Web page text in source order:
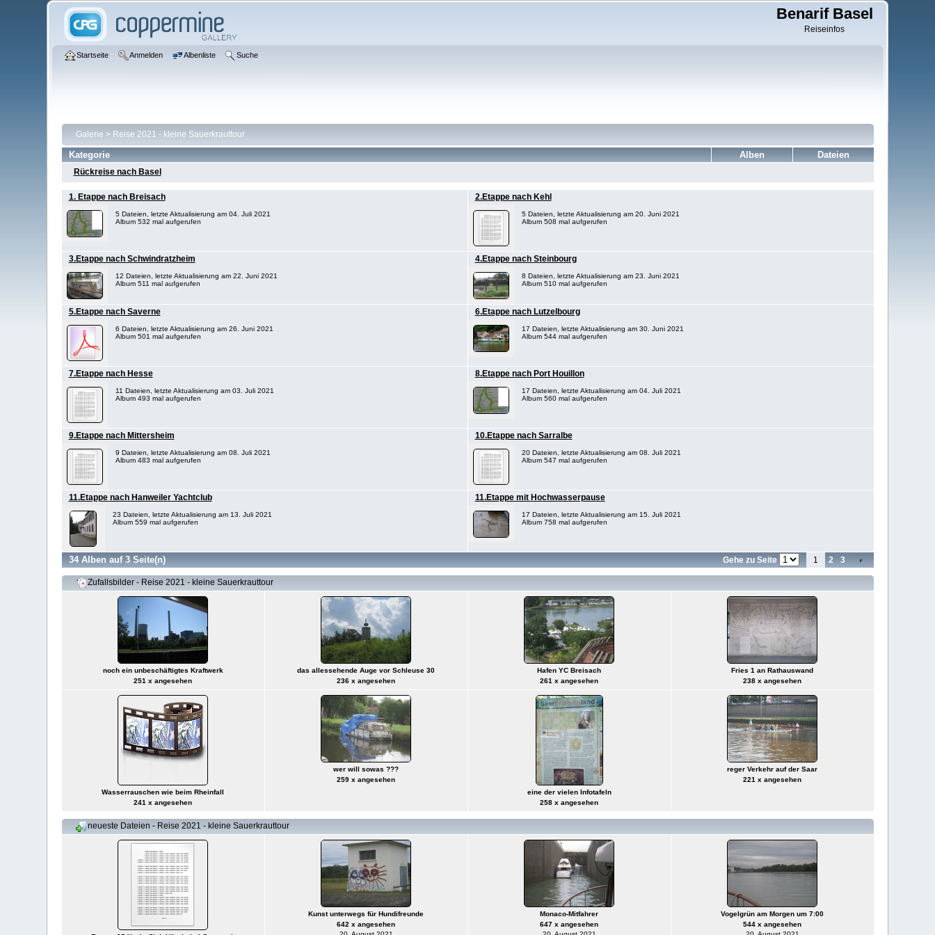
Benarif Basel
Reiseinfos
Startseite Anmelden Albenliste Suche
Galerie > Reise 2021 - kleine Sauerkrauttour
Kategorie Alben Dateien
Rückreise nach Basel
1. Etappe nach Breisach
5 Dateien, letzte Aktualisierung am 04. Juli 2021
Album 532 mal aufgerufen
2.Etappe nach Kehl
5 Dateien, letzte Aktualisierung am 20. Juni 2021
Album 508 mal aufgerufen
3.Etappe nach Schwindratzheim
12 Dateien, letzte Aktualisierung am 22. Juni 2021
Album 511 mal aufgerufen
4.Etappe nach Steinbourg
8 Dateien, letzte Aktualisierung am 23. Juni 2021
Album 510 mal aufgerufen
5.Etappe nach Saverne
6 Dateien, letzte Aktualisierung am 26. Juni 2021
Album 501 mal aufgerufen
6.Etappe nach Lutzelbourg
17 Dateien, letzte Aktualisierung am 30. Juni 2021
Album 544 mal aufgerufen
7.Etappe nach Hesse
11 Dateien, letzte Aktualisierung am 03. Juli 2021
Album 493 mal aufgerufen
8.Etappe nach Port Houillon
17 Dateien, letzte Aktualisierung am 04. Juli 2021
Album 560 mal aufgerufen
9.Etappe nach Mittersheim
9 Dateien, letzte Aktualisierung am 08. Juli 2021
Album 483 mal aufgerufen
10.Etappe nach Sarralbe
20 Dateien, letzte Aktualisierung am 08. Juli 2021
Album 547 mal aufgerufen
11.Etappe nach Hanweiler Yachtclub
23 Dateien, letzte Aktualisierung am 13. Juli 2021
Album 559 mal aufgerufen
11.Etappe mit Hochwasserpause
17 Dateien, letzte Aktualisierung am 15. Juli 2021
Album 758 mal aufgerufen
34 Alben auf 3 Seite(n) Gehe zu Seite 1 2 3
Zufallsbilder - Reise 2021 - kleine Sauerkrauttour
noch ein unbeschäftigtes Kraftwerk
251 x angesehen
das allessehende Auge vor Schleuse 30
236 x angesehen
Hafen YC Breisach
261 x angesehen
Fries 1 an Rathauswand
238 x angesehen
Wasserrauschen wie beim Rheinfall
241 x angesehen
wer will sowas ???
259 x angesehen
eine der vielen Infotafeln
258 x angesehen
reger Verkehr auf der Saar
221 x angesehen
neueste Dateien - Reise 2021 - kleine Sauerkrauttour
Kunst unterwegs für Hundifreunde
642 x angesehen
Monaco-Mitfahrer
647 x angesehen
Vogelgrün am Morgen um 7:00
544 x angesehen